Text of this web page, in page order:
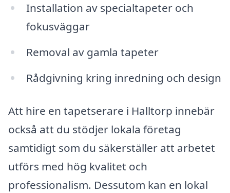
Installation av specialtapeter och
fokusväggar
Removal av gamla tapeter
Rådgivning kring inredning och design
Att hire en tapetserare i Halltorp innebär
också att du stödjer lokala företag
samtidigt som du säkerställer att arbetet
utförs med hög kvalitet och
professionalism. Dessutom kan en lokal